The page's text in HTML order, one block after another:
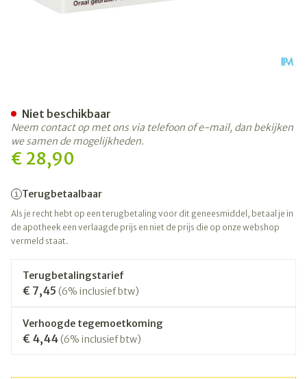
€ 28,90
Terugbetaalbaar
Als je recht hebt op een terugbetaling voor dit geneesmiddel, betaal je in
de apotheek een verlaagde prijs en niet de prijs die op onze webshop
vermeld staat.
Terugbetalingstarief
€ 7,45 (6% inclusief btw)
Verhoogde tegemoetkoming
€ 4,44(6% inclusief btw)
Niet beschikbaar
Neem contact op met ons via telefoon of e-mail, dan bekijken
we samen de mogelijkheden.